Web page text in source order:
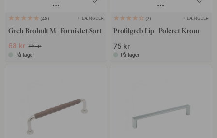
48 + LÆNGDER
Greb Brohult M - Forniklet/Sort
68 kr 85 kr
På lager
7 + LÆNGDER
Profilgreb Lip - Poleret Krom
75 kr
På lager